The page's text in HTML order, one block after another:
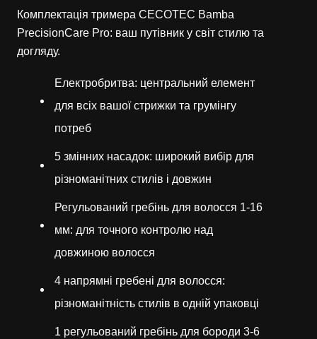
Комплектація тримера CECOTEC Bamba
PrecisionCare Pro: ваш путівник у світ стилю та
догляду.
Електробритва: центральний елемент
для всіх вашої стрижки та грумінгу
потреб
5 змінних насадок: широкий вибір для
різноманітних стилів і довжин
Регульований гребінь для волосся 1-16
мм: для точного контролю над
довжиною волосся
4 напрямні гребені для волосся:
різноманітність стилів в одній упаковці
1 регульований гребінь для бороди 3-6